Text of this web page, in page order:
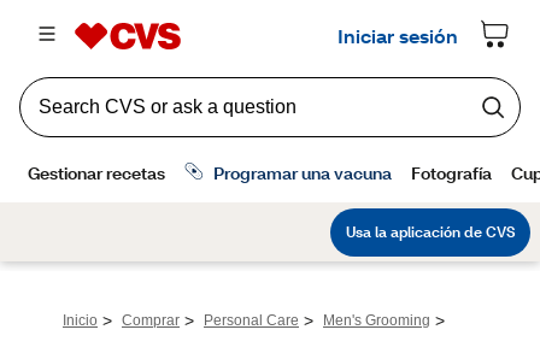
Inicio > Comprar > Personal Care > Men's Grooming >